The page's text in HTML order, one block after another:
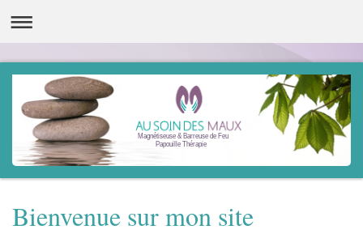
Magnétiseuse & Barreuse de Feu
Papouille Thérapie
Bienvenue sur mon site